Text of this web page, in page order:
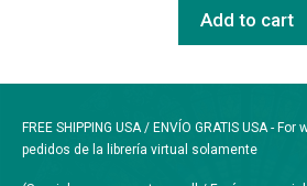
Add to cart
FREE SHIPPING USA / ENVÍO GRATIS USA -
pedidos de la librería virtual solamente